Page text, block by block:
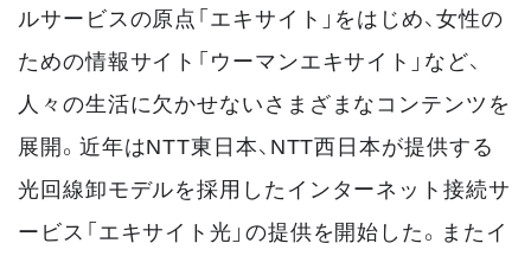
ルサービスの原点「エキサイト」をはじめ、女性の
ための情報サイト「ウーマンエキサイト」など、
人々の生活に欠かせないさまざまなコンテンツを
展開。近年はNTT東日本、NTT西日本が提供する
光回線卸モデルを採用したインターネット接続サ
ービス「エキサイト光」の提供を開始した。またイ